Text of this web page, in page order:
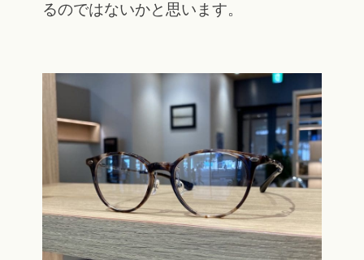
るのではないかと思います。